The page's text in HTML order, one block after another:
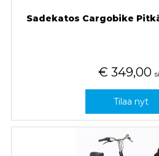
Sadekatos Cargobike
€ 349,00
Tilaa nyt